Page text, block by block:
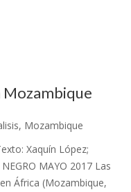
Mozambique
, Mozambique
Xaquín López;
MAYO 2017 Las
África (Mozambique,